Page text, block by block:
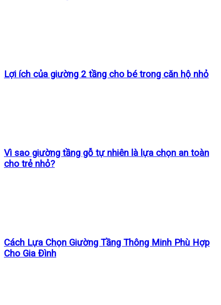
Lợi ích của giường 2 tầng cho bé trong căn hộ nhỏ
Vì sao giường tầng gỗ tự nhiên là lựa chọn an toàn
cho trẻ nhỏ?
Cách Lựa Chọn Giường Tầng Thông Minh Phù Hợp
Cho Gia Đình